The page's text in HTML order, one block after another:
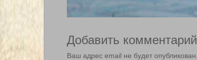
Добавить комментарий
Ваш адрес email не будет опубликован.